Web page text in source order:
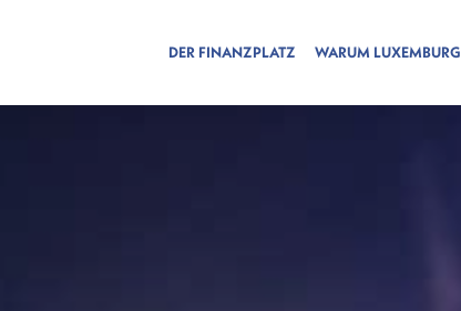
DER FINANZPLATZ WARUM LUXEMBURG